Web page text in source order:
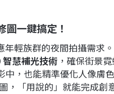
圖一鍵搞定！
輕族群的夜間拍攝需求
智慧補光技術 ，確保街景
中，也能精準優化人像膚
，「用說的」就能完成創